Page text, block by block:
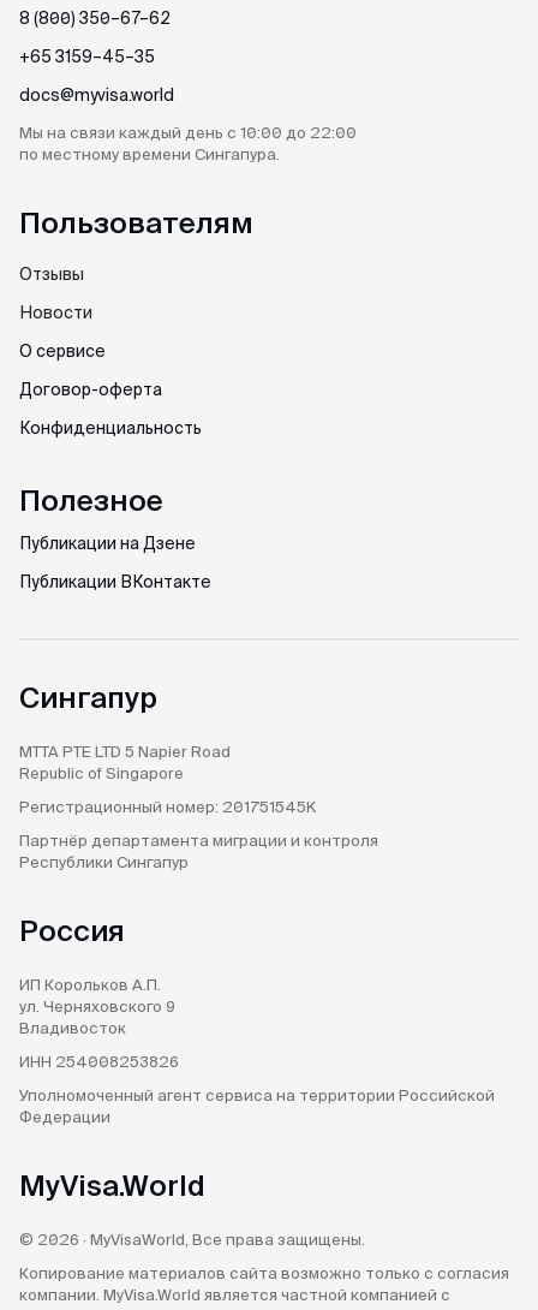
8 (800) 350–67–62
+65 3159–45–35
docs@myvisa.world
Мы на связи каждый день с 10:00 до 22:00
по местному времени Сингапура.
Пользователям
Отзывы
Новости
О сервисе
Договор-оферта
Конфиденциальность
Полезное
Публикации на Дзене
Публикации ВКонтакте
Сингапур
MTTA PTE LTD 5 Napier Road
Republic of Singapore
Регистрационный номер: 201751545K
Партнёр департамента миграции и контроля
Республики Сингапур
Россия
ИП Корольков А.П.
ул. Черняховского 9
Владивосток
ИНН 254008253826
Уполномоченный агент сервиса на территории Российской
Федерации
MyVisa.World
© 2026 · MyVisaWorld, Все права защищены.
Копирование материалов сайта возможно только с согласия
компании. MyVisa.World является частной компанией с